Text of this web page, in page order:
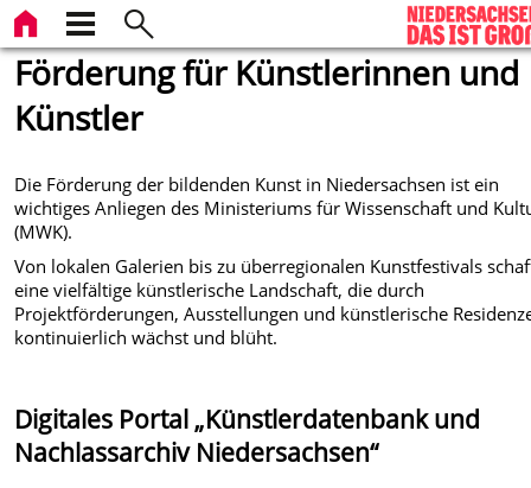
Förderung für Künstlerinnen und
Künstler
Die Förderung der bildenden Kunst in Niedersachsen ist ein
wichtiges Anliegen des Ministeriums für Wissenschaft und
(MWK).
Von lokalen Galerien bis zu überregionalen Kunstfestivals
eine vielfältige künstlerische Landschaft, die durch
Projektförderungen, Ausstellungen und künstlerische
kontinuierlich wächst und blüht.
Digitales Portal „Künstlerdatenbank und
Nachlassarchiv Niedersachsen“